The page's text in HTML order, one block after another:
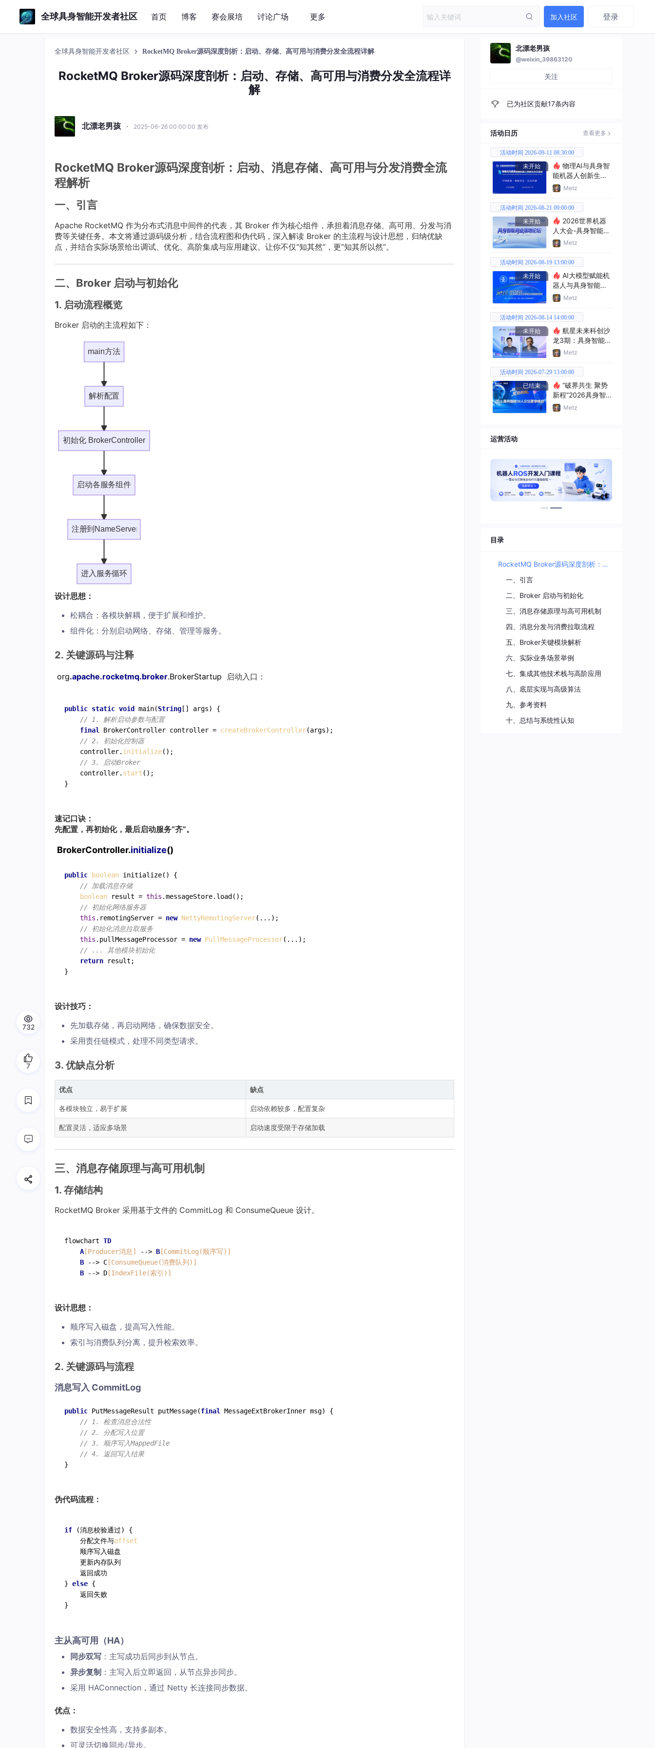
全球具身智能开发者社区 首页 博客 赛会展培 讨论广场 更多 加入社区 登录
全球具身智能开发者社区 RocketMQ Broker源码深度剖析：启动、存储、高可用与消费分发全流程详解
RocketMQ Broker源码深度剖析：启动、存储、高可用与消费分发全流程详
解
北漂老男孩 · 2025-06-26 00:00:00 发布
RocketMQ Broker源码深度剖析：启动、消息存储、高可用与分发消费全流
程解析
一、引言
Apache RocketMQ 作为分布式消息中间件的代表，其 Broker 作为核心组件，承担着消息存储、高可用、分发与消
费等关键任务。本文将通过源码级分析，结合流程图和伪代码，深入解读 Broker 的主流程与设计思想，归纳优缺
点，并结合实际场景给出调试、优化、高阶集成与应用建议。让你不仅“知其然”，更“知其所以然”。
二、Broker 启动与初始化
1. 启动流程概览
Broker 启动的主流程如下：
main方法
解析配置
初始化 BrokerController
启动各服务组件
注册到NameServer
进入服务循环
设计思想：
松耦合：各模块解耦，便于扩展和维护。
组件化：分别启动网络、存储、管理等服务。
2. 关键源码与注释
org.apache.rocketmq.broker.BrokerStartup 启动入口：
public static void main(String [] args)
{
// 1. 解析启动参数与配置
final
BrokerController controller = createBrokerController(args);
// 2. 初始化控制器
    controller.
initialize();
// 3. 启动Broker
    controller.
start ();
速记口诀：
先配置，再初始化，最后启动服务“齐”。
BrokerController.initialize()
public boolean initialize( ) {
// 加载消息存储
boolean result = this .messageStore. load ();
// 初始化网络服务器
this . remotingServer = new NettyRemotingServer(...);
// 初始化消息拉取服务
this . pullMessageProcessor = new PullMessageProcessor(...);
// ... 其他模块初始化
return result;
设计技巧：
先加载存储，再启动网络，确保数据安全。
采用责任链模式，处理不同类型请求。
3. 优缺点分析
优点 缺点
各模块独立，易于扩展 启动依赖较多，配置复杂
配置灵活，适应多场景 启动速度受限于存储加载
三、消息存储原理与高可用机制
1. 存储结构
RocketMQ Broker 采用基于文件的 CommitLog 和 ConsumeQueue 设计。
flowchart TD
A [Producer消息] --> B [CommitLog(顺序写)]
B --> C [ConsumeQueue(消费队列)]
B --> D [IndexFile(索引)]
设计思想：
顺序写入磁盘，提高写入性能。
索引与消费队列分离，提升检索效率。
2. 关键源码与流程
消息写入 CommitLog
public PutMessageResult putMessage(final MessageExtBrokerInner msg)
{
// 1. 检查消息合法性
// 2. 分配写入位置
// 3. 顺序写入MappedFile
// 4. 返回写入结果
伪代码流程：
if (消息校验通过) {
    分配文件与
offset
    顺序写入磁盘
    更新内存队列
    返回成功
} else {
    返回失败
主从高可用（HA）
同步双写 ：主写成功后同步到从节点。
异步复制 ：主写入后立即返回，从节点异步同步。
采用 HAConnection，通过 Netty 长连接同步数据。
优点：
数据安全性高，支持多副本。
可灵活切换同步/异步。
732
7
北漂老男孩
@weixin_39863120
关注
已为社区贡献17条内容
活动日历 查看更多
活动时间 2026-09-11 08:30:00
未开始
能机器人创新生态
交流会
Metz
活动时间 2026-08-21 09:00:00
未开始
人大会-具身智能商
业落地论坛
Metz
活动时间 2026-08-19 13:00:00
未开始
器人与具身智能产
业新范式交流活动
Metz
活动时间 2026-08-14 14:00:00
未开始
龙3期：具身智能创
业机遇
Metz
活动时间 2026-07-29 13:00:00
已结束
新程”2026具身智
能50人论坛夏季峰
会
Metz
运营活动
目录
RocketMQ Broker源码深度剖析：启动、消息存储、高可用与分发消费全流程解析
一、引言
二、Broker 启动与初始化
三、消息存储原理与高可用机制
四、消息分发与消费拉取流程
五、Broker关键模块解析
六、实际业务场景举例
七、集成其他技术栈与高阶应用
八、底层实现与高级算法
九、参考资料
十、总结与系统性认知